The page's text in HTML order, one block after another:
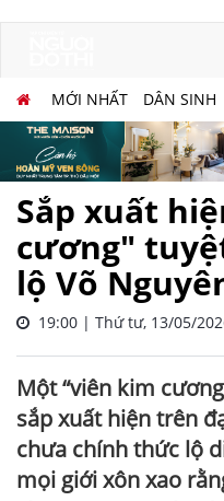
MỚI NHẤT DÂN SINH
Sắp xuất
cương"
lộ Võ
19:00 | Thứ tư, 13/05/
Một “viên kim
sắp xuất hiện trên
chưa chính thức lộ
mọi giới xôn xao